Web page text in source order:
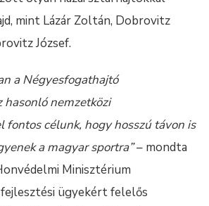
mint Lázár Zoltán, Dobrovitz
József.
a Négyesfogathajtó
hasonló nemzetközi
fontos célunk, hogy hosszú távon is
a magyar sportra”– mondta
Minisztérium
ügyekért felelős